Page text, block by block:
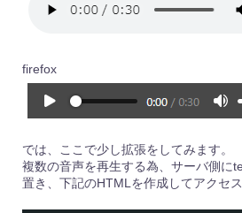
firefox
では、ここで少し拡張をしてみます。
複数の音声を再生する為、サーバ側に
置き、下記のHTMLを作成してアクセス